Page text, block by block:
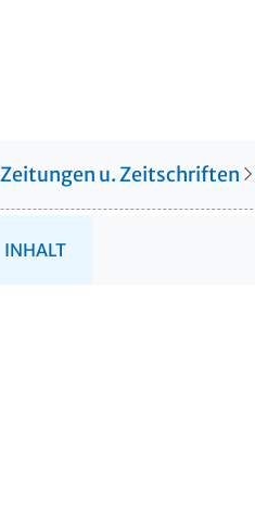
Zeitungen u. Zeitschriften
INHALT